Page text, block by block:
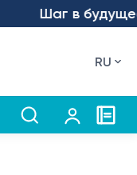
Шаг в будущее –
RU